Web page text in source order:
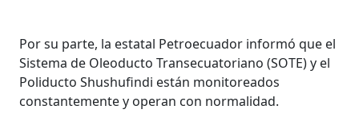
Por su parte, la estatal Petroecuador informó que el
Sistema de Oleoducto Transecuatoriano (SOTE) y el
Poliducto Shushufindi están monitoreados
constantemente y operan con normalidad.